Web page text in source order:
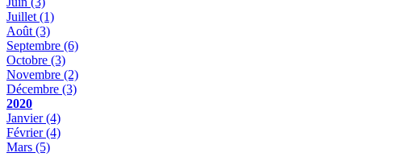
Juillet (1)
Août (3)
Septembre (6)
Octobre (3)
Novembre (2)
Décembre (3)
2020
Janvier(4)
Février(4)
Mars (5)